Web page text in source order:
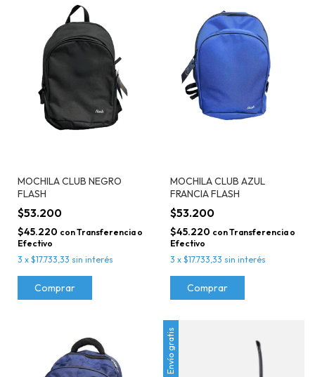
MOCHILA CLUB NEGRO
FLASH
$53.200
$45.220 conTransferencia o
Efectivo
3 x $17.733,33 sin interés
MOCHILA CLUB AZUL
FRANCIA FLASH
$53.200
$45.220 conTransferencia o
Efectivo
3 x $17.733,33 sin interés
Envío gratis